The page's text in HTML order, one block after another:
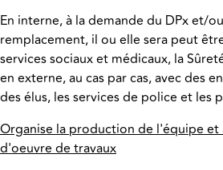
En interne, à la demande du DPx et/
remplacement, il ou elle sera peut
services sociaux et médicaux, la
en externe, au cas par cas, avec des
des élus, les services de police et les
Organise la production de l'équipe et
d'oeuvre de travaux